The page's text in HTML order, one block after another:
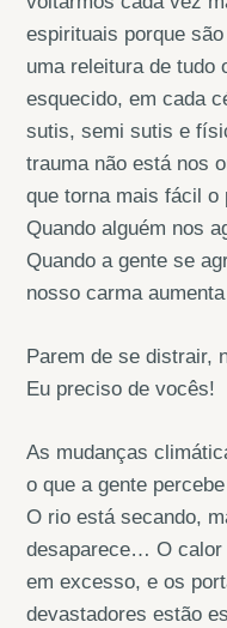
espirituais porque
uma releitura de tudo
esquecido, em cada
sutis, semi sutis e
trauma não está nos
que torna mais fácil o
Quando alguém nos
Quando a gente se
nosso carma
Parem de se distrair,
Eu preciso de vocês!
As mudanças
o que a gente
O rio está secando,
desaparece… O calor
em excesso, e os
devastadores estão